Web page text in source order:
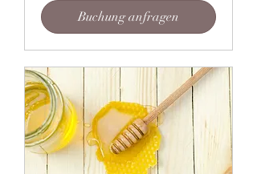
Buchung anfragen